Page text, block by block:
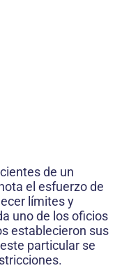
de un
el esfuerzo de
límites y
uno de los oficios
establecieron sus
particular se